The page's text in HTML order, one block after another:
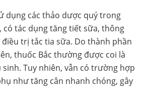
dụng các thảo dược quý trong
có tác dụng tăng tiết sữa, thông
trị tắc tia sữa. Do thành phần
thuốc Bắc thường được coi là
Tuy nhiên, vẫn có trường hợp
như tăng cân nhanh chóng, gây